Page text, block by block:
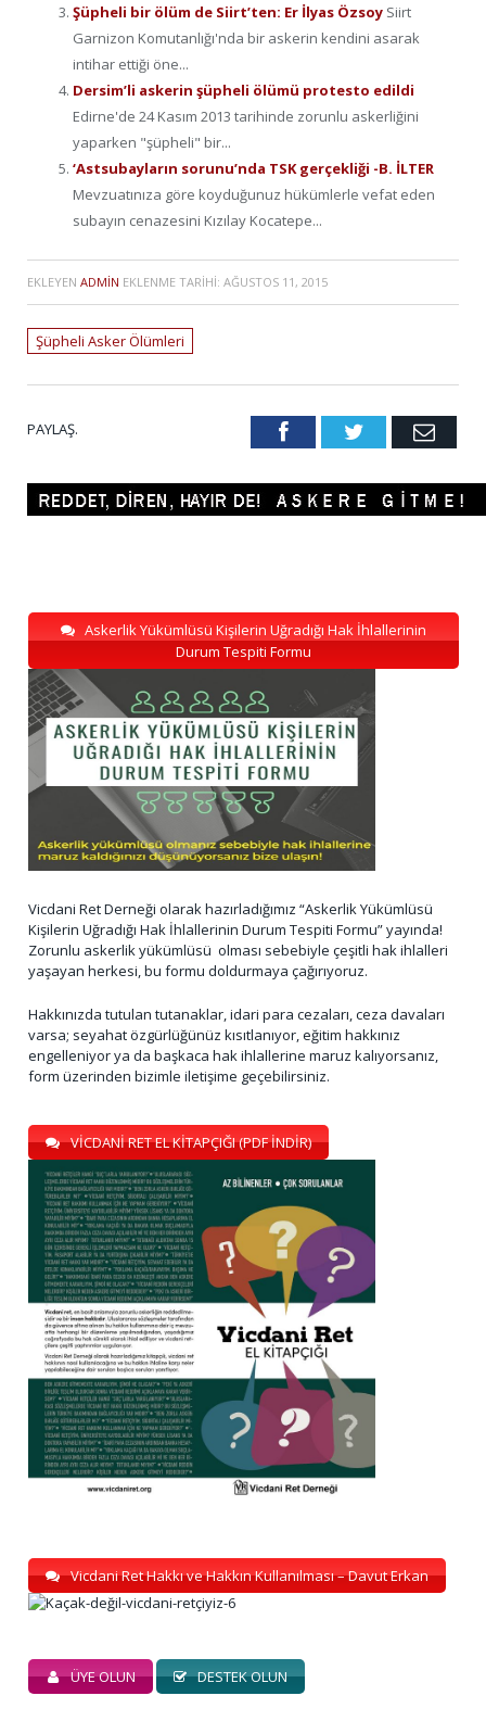
Şüpheli bir ölüm de Siirt’ten: Er İlyas Özsoy Siirt
Garnizon Komutanlığı'nda bir askerin kendini asarak
intihar ettiği öne...
Dersim’li askerin şüpheli ölümü protesto edildi
Edirne'de 24 Kasım 2013 tarihinde zorunlu askerliğini
yaparken "şüpheli" bir...
‘Astsubayların sorunu’nda TSK gerçekliği -B. İLTER
Mevzuatınıza göre koyduğunuz hükümlerle vefat eden
subayın cenazesini Kızılay Kocatepe...
EKLEYEN ADMIN EKLENME TARIHI: AĞUSTOS 11, 2015
Şüpheli Asker Ölümleri
PAYLAŞ. FacebookTwitter Email
Askerlik Yükümlüsü Kişilerin Uğradığı Hak İhlallerinin
Durum Tespiti Formu
Vicdani Ret Derneği olarak hazırladığımız “Askerlik Yükümlüsü
Kişilerin Uğradığı Hak İhlallerinin Durum Tespiti Formu” yayında!
Zorunlu askerlik yükümlüsü olması sebebiyle çeşitli hak ihlalleri
yaşayan herkesi, bu formu doldurmaya çağırıyoruz.
Hakkınızda tutulan tutanaklar, idari para cezaları, ceza davaları
varsa; seyahat özgürlüğünüz kısıtlanıyor, eğitim hakkınız
engelleniyor ya da başkaca hak ihlallerine maruz kalıyorsanız,
form üzerinden bizimle iletişime geçebilirsiniz.
VİCDANİ RET EL KİTAPÇIĞI (PDF İNDİR)
Vicdani Ret Hakkı ve Hakkın Kullanılması – Davut Erkan
ÜYE OLUN DESTEK OLUN